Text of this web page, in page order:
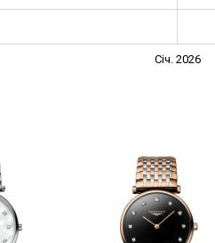
Січ. 2026